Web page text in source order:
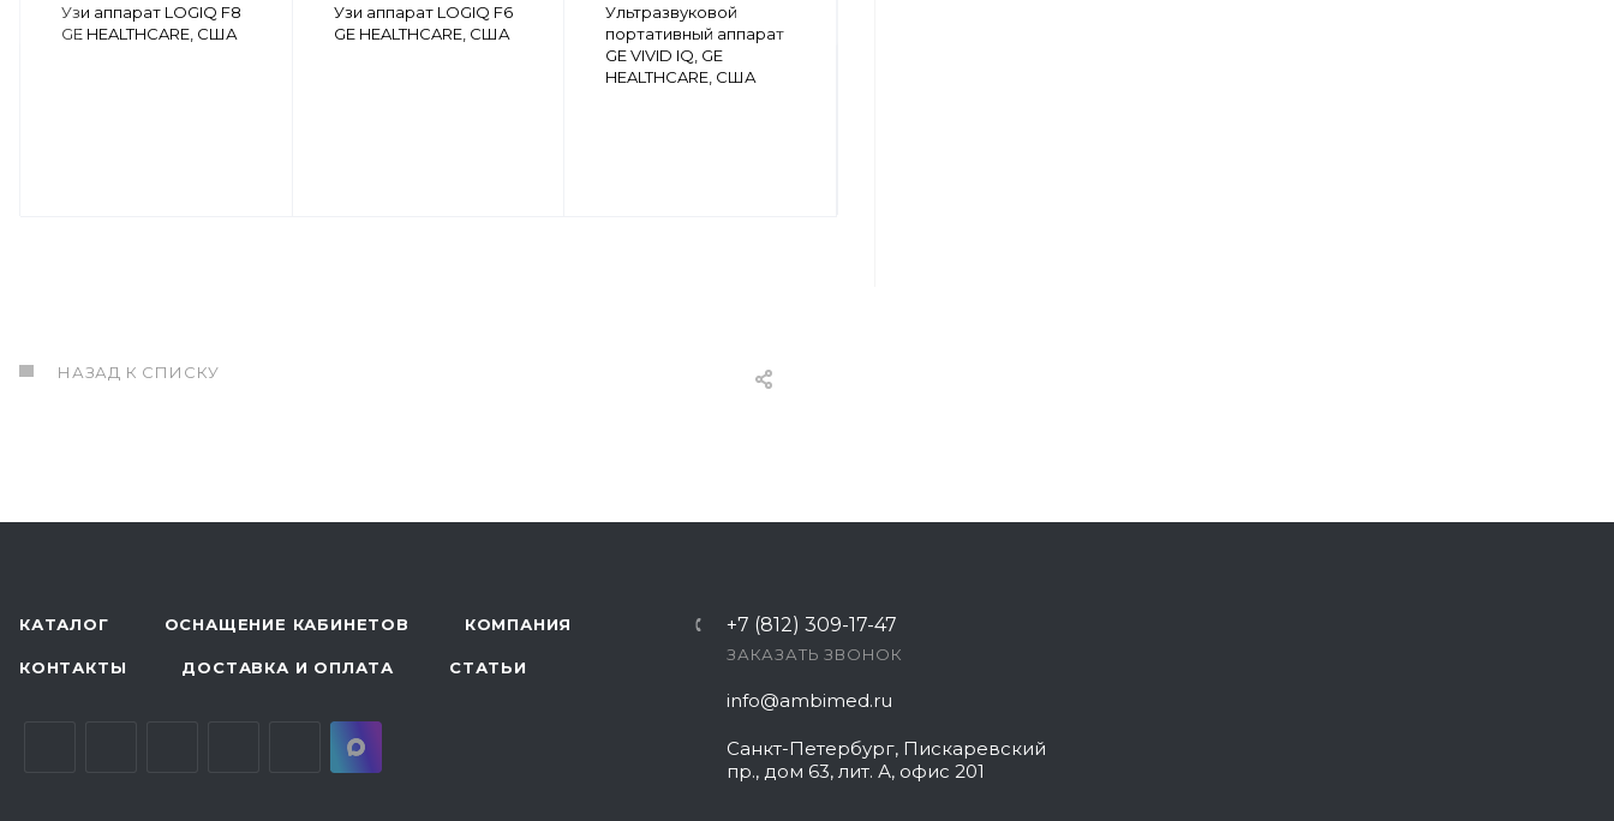
Узи аппарат LOGIQ F8
GE HEALTHCARE, США
Узи аппарат LOGIQ F6
GE HEALTHCARE, США
Ультразвуковой
портативный аппарат
GE VIVID IQ, GE
HEALTHCARE, США
НАЗАД К СПИСКУ
КАТАЛОГ ОСНАЩЕНИЕ КАБИНЕТОВ КОМПАНИЯ
КОНТАКТЫ ДОСТАВКА И ОПЛАТА СТАТЬИ
+7 (812) 309-17-47
ЗАКАЗАТЬ ЗВОНОК
info@ambimed.ru
Санкт-Петербург, Пискаревский
пр., дом 63, лит. А, офис 201